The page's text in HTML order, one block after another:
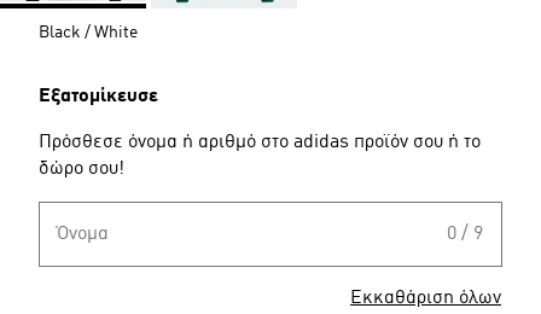
Black / White
Εξατομίκευσε
Πρόσθεσε όνομα ή αριθμό στο adidas προϊόν σου ή το
δώρο σου!
Όνομα 0 / 9
Εκκαθάριση όλων